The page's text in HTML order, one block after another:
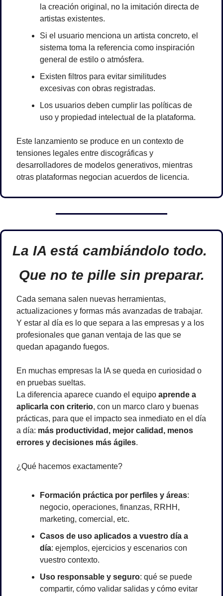
la creación original, no la imitación directa de
artistas existentes.
Si el usuario menciona un artista concreto, el
sistema toma la referencia como inspiración
general de estilo o atmósfera.
Existen filtros para evitar similitudes
excesivas con obras registradas.
Los usuarios deben cumplir las políticas de
uso y propiedad intelectual de la plataforma.
Este lanzamiento se produce en un contexto de
tensiones legales entre discográficas y
desarrolladores de modelos generativos, mientras
otras plataformas negocian acuerdos de licencia.
La IA está cambiándolo todo.
Que no te pille sin preparar.
Cada semana salen nuevas herramientas,
actualizaciones y formas más avanzadas de trabajar.
Y estar al día es lo que separa a las empresas y a los
profesionales que ganan ventaja de las que se
quedan apagando fuegos.
En muchas empresas la IA se queda en curiosidad o
en pruebas sueltas.
La diferencia aparece cuando el equipo aprende a
aplicarla con criterio, con un marco claro y buenas
prácticas, para que el impacto sea inmediato en el día
a día: más productividad, mejor calidad, menos
errores y decisiones más ágiles.
¿Qué hacemos exactamente?
Formación práctica por perfiles y áreas:
negocio, operaciones, finanzas, RRHH,
marketing, comercial, etc.
Casos de uso aplicados a vuestro día a
día: ejemplos, ejercicios y escenarios con
vuestro contexto.
Uso responsable y seguro: qué se puede
compartir, cómo validar salidas y cómo evitar